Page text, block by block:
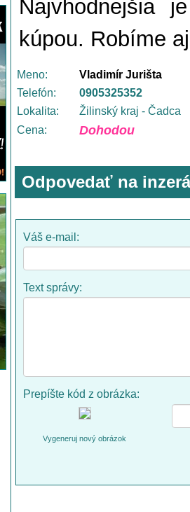
Najvhodnejšia
kúpou. Robíme
Meno:
Vladimír Jurišta
Telefón:
0905325352
Lokalita:
Žilinský kraj - Čadca
Cena:
Dohodou
Odpovedať na
Váš e-mail:
Text správy:
Prepíšte kód z obrázka:
Vygeneruj nový obrázok